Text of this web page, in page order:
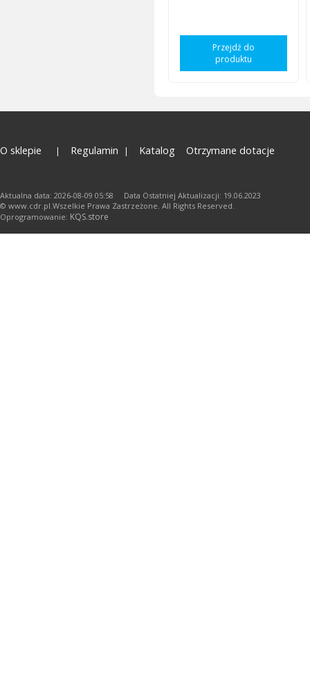
Przejdź do
produktu
O sklepie Regulamin Katalog Otrzymane dotacje
Aktualna data: 2026-08-09 05:58 Data Ostatniej Aktualizacji: 19.06.2023
© www.cdr.pl.Wszelkie Prawa Zastrzeżone. All Rights Reserved.
Oprogramowanie: KQS.store